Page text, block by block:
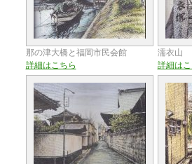
那の津大橋と福岡市民会館
詳細はこちら
濡衣山
詳細は